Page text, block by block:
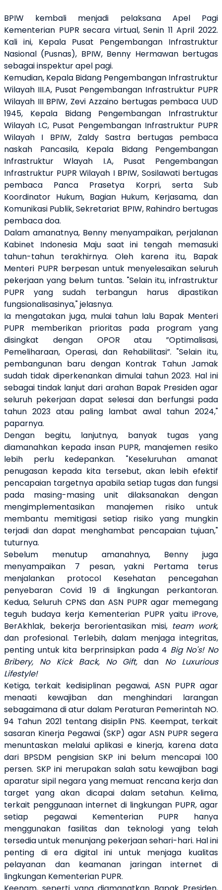
BPIW kembali menjadi pelaksana Apel Pagi
Kementerian PUPR secara virtual, Senin 11 April 2022.
Kali ini, Kepala Pusat Pengembangan Infrastruktur
Nasional (Pusnas), BPIW, Benny Hermawan bertugas
sebagai inspektur apel pagi.
Kemudian, Kepala Bidang Pengembangan Infrastruktur
Wilayah III.A, Pusat Pengembangan Infrastruktur PUPR
Wilayah III BPIW, Zevi Azzaino bertugas pembaca UUD
1945, Kepala Bidang Pengembangan Infrastruktur
Wilayah I.C, Pusat Pengembangan Infrastruktur PUPR
Wilayah I BPIW, Zaldy Sastra bertugas pembaca
naskah Pancasila, Kepala Bidang Pengembangan
Infrastruktur Wlayah I.A, Pusat Pengembangan
Infrastruktur PUPR Wilayah I BPIW, Sosilawati bertugas
pembaca Panca Prasetya Korpri, serta Sub
Koordinator Hukum, Bagian Hukum, Kerjasama, dan
Komunikasi Publik, Sekretariat BPIW, Rahindro bertugas
pembaca doa.
Dalam amanatnya, Benny menyampaikan, perjalanan
Kabinet Indonesia Maju saat ini tengah memasuki
tahun-tahun terakhirnya. Oleh karena itu, Bapak
Menteri PUPR berpesan untuk menyelesaikan seluruh
pekerjaan yang belum tuntas. "Selain itu, infrastruktur
PUPR yang sudah terbangun harus dipastikan
fungsionalisasinya," jelasnya.
Ia mengatakan juga, mulai tahun lalu Bapak Menteri
PUPR memberikan prioritas pada program yang
disingkat dengan OPOR atau ”Optimalisasi,
Pemeliharaan, Operasi, dan Rehabilitasi”. "Selain itu,
pembangunan baru dengan Kontrak Tahun Jamak
sudah tidak diperkenankan dimulai tahun 2023. Hal ini
sebagai tindak lanjut dari arahan Bapak Presiden agar
seluruh pekerjaan dapat selesai dan berfungsi pada
tahun 2023 atau paling lambat awal tahun 2024,"
paparnya.
Dengan begitu, lanjutnya, banyak tugas yang
diamanahkan kepada insan PUPR, manajemen resiko
lebih perlu kedepankan. "Keseluruhan amanat
penugasan kepada kita tersebut, akan lebih efektif
pencapaian targetnya apabila setiap tugas dan fungsi
pada masing-masing unit dilaksanakan dengan
mengimplementasikan manajemen risiko untuk
membantu memitigasi setiap risiko yang mungkin
terjadi dan dapat menghambat pencapaian tujuan,"
tuturnya.
Sebelum menutup amanahnya, Benny juga
menyampaikan 7 pesan, yakni Pertama terus
menjalankan protocol Kesehatan pencegahan
penyebaran Covid 19 di lingkungan perkantoran.
Kedua, Seluruh CPNS dan ASN PUPR agar memegang
teguh budaya kerja Kementerian PUPR yaitu iProve,
BerAkhlak, bekerja berorientasikan misi, team work,
dan profesional. Terlebih, dalam menjaga integritas,
penting untuk kita berprinsipkan pada 4 Big No's! No
Bribery, No Kick Back, No Gift, dan No Luxurious
Lifestyle!
Ketiga, terkait kedisiplinan pegawai, ASN PUPR agar
menaati kewajiban dan menghindari larangan
sebagaimana di atur dalam Peraturan Pemerintah NO.
94 Tahun 2021 tentang disiplin PNS. Keempat, terkait
sasaran Kinerja Pegawai (SKP) agar ASN PUPR segera
menuntaskan melalui aplikasi e kinerja, karena data
dari BPSDM pengisian SKP ini belum mencapai 100
persen. SKP ini merupakan salah satu kewajiban bagi
aparatur sipil negara yang memuat rencana kerja dan
target yang akan dicapai dalam setahun. Kelima,
terkait penggunaan internet di lingkungan PUPR, agar
setiap pegawai Kementerian PUPR hanya
menggunakan fasilitas dan teknologi yang telah
tersedia untuk menunjang pekerjaan sehari-hari. Hal ini
penting di era digital ini untuk menjaga kualitas
pelayanan dan keamanan jaringan internet di
lingkungan Kementerian PUPR.